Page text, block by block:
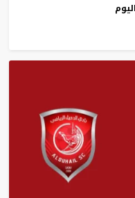
اليوم